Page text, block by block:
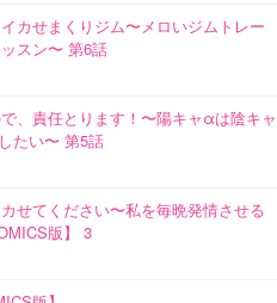
カせまくりジム〜メロいジムトレー
スン〜 第6話
、責任とります！〜陽キャαは陰キャ
たい〜 第5話
せてください〜私を毎晩発情させる
版】 3